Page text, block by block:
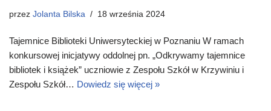
przez Jolanta Bilska 18 września 2024
Tajemnice Biblioteki Uniwersyteckiej w Poznaniu W ramach
konkursowej inicjatywy oddolnej pn. „Odkrywamy tajemnice
bibliotek i książek” uczniowie z Zespołu Szkół w Krzywiniu i
Zespołu Szkół… Dowiedz się więcej »